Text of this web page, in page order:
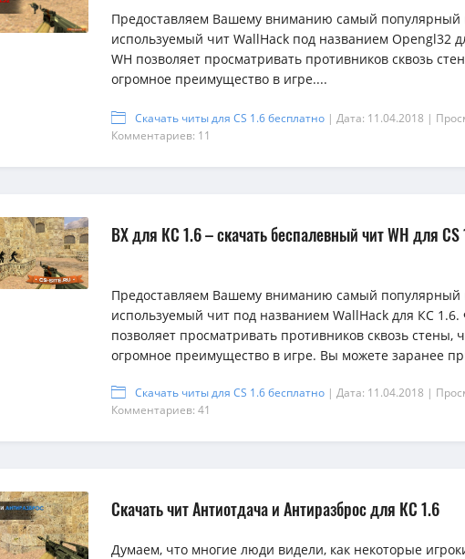
{rating-
num}
{rating-
num}
num}
Предоставляем Вашему вниманию самый популярный
используемый чит WallHack под названием Opengl32
WH позволяет просматривать противников сквозь
огромное преимущество в игре....
Скачать читы для CS 1.6 бесплатно | Дата: 11.04.2018 |
Комментариев: 11
ВХ для КС 1.6 – скачать беспалевный чит WH для CS
Предоставляем Вашему вниманию самый популярный
используемый чит под названием WallHack для КС 1.6.
позволяет просматривать противников сквозь стены,
огромное преимущество в игре. Вы можете заранее
Скачать читы для CS 1.6 бесплатно | Дата: 11.04.2018 |
Комментариев: 41
Скачать чит Антиотдача и Антиразброс для КС 1.6
Думаем, что многие люди видели, как некоторые